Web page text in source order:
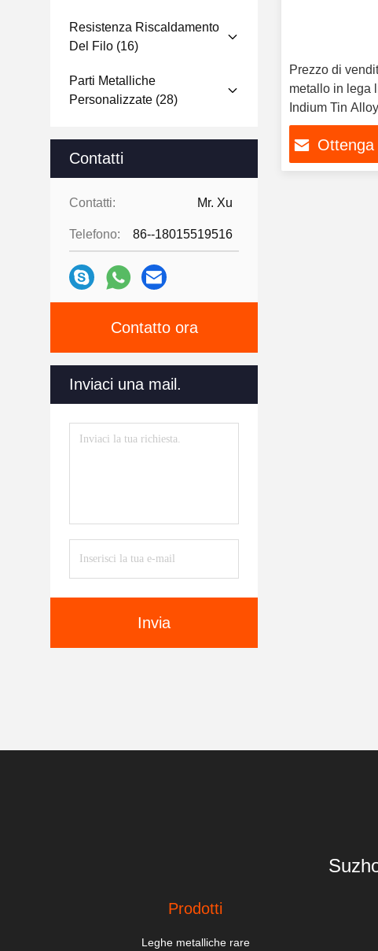
Resistenza Riscaldamento
Del Filo (16)
Parti Metalliche
Personalizzate (28)
Contatti
Contatti: Mr. Xu
Telefono: 86--18015519516
Contatto ora
Inviaci una mail.
Invia
Prezzo di
metallo in lega
Indium Tin
Ottenga
Prodotti
Leghe metalliche rare